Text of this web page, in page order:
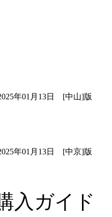
年01月13日 [中山]版
年01月13日 [中京]版
入ガイド